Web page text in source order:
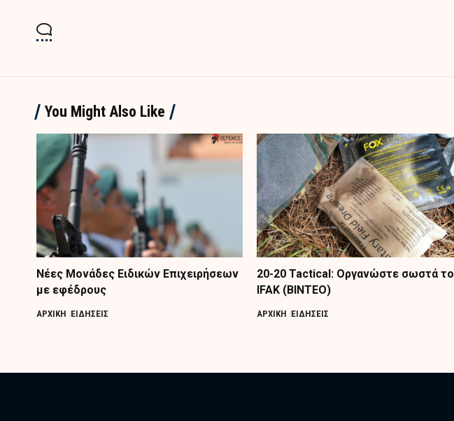
You Might Also Like
Nέες Μονάδες Ειδικών Επιχειρήσεων
με εφέδρους
ΑΡΧΙΚΗ ΕΙΔΗΣΕΙΣ
20-20 Tactical: Οργανώστε σωστά το
IFAK (ΒΙΝΤΕΟ)
ΑΡΧΙΚΗ ΕΙΔΗΣΕΙΣ